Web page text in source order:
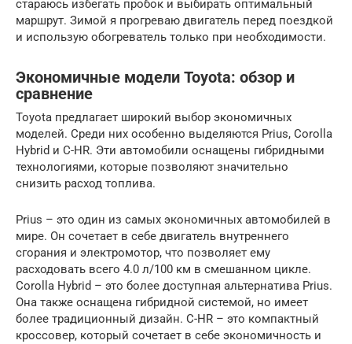
стараюсь избегать пробок и выбирать оптимальный
маршрут. Зимой я прогреваю двигатель перед поездкой
и использую обогреватель только при необходимости.
Экономичные модели Toyota: обзор и
сравнение
Toyota предлагает широкий выбор экономичных
моделей. Среди них особенно выделяются Prius, Corolla
Hybrid и C-HR. Эти автомобили оснащены гибридными
технологиями, которые позволяют значительно
снизить расход топлива.
Prius – это один из самых экономичных автомобилей в
мире. Он сочетает в себе двигатель внутреннего
сгорания и электромотор, что позволяет ему
расходовать всего 4.0 л/100 км в смешанном цикле.
Corolla Hybrid – это более доступная альтернатива Prius.
Она также оснащена гибридной системой, но имеет
более традиционный дизайн. C-HR – это компактный
кроссовер, который сочетает в себе экономичность и